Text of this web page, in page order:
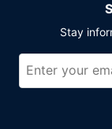
Stay